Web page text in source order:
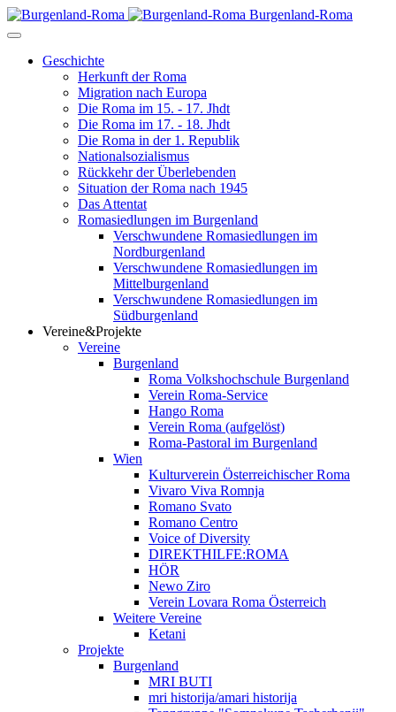
Burgenland-Roma
Geschichte
Herkunft der Roma
Migration nach Europa
Die Roma im 15. - 17. Jhdt
Die Roma im 17. - 18. Jhdt
Die Roma in der 1. Republik
Nationalsozialismus
Rückkehr der Überlebenden
Situation der Roma nach 1945
Das Attentat
Romasiedlungen im Burgenland
Verschwundene Romasiedlungen im
Nordburgenland
Verschwundene Romasiedlungen im
Mittelburgenland
Verschwundene Romasiedlungen im
Südburgenland
Vereine&Projekte
Vereine
Burgenland
Roma Volkshochschule Burgenland
Verein Roma-Service
Hango Roma
Verein Roma (aufgelöst)
Roma-Pastoral im Burgenland
Wien
Kulturverein Österreichischer Roma
Vivaro Viva Romnja
Romano Svato
Romano Centro
Voice of Diversity
DIREKTHILFE:ROMA
HÖR
Newo Ziro
Verein Lovara Roma Österreich
Weitere Vereine
Ketani
Projekte
Burgenland
MRI BUTI
mri historija/amari historija